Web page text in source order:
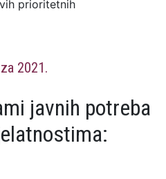
prioritetnih
2021.
javnih potreba